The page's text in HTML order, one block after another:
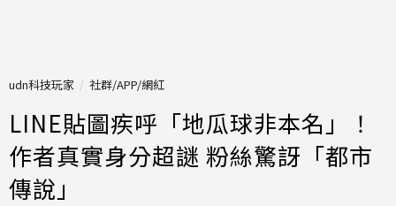
udn科技玩家 社群/APP/網紅
LINE貼圖疾呼「地瓜球非本名」！
作者真實身分超謎 粉絲驚訝「都市
傳說」